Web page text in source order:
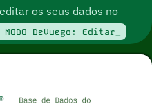
os seus dados no
DeVuego: Editar_